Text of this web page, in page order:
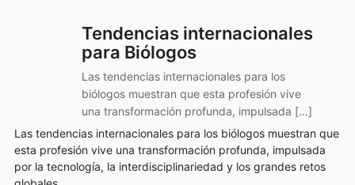
Tendencias internacionales
para Biólogos
Las tendencias internacionales para los
biólogos muestran que esta profesión vive
una transformación profunda, impulsada […]
Las tendencias internacionales para los biólogos muestran que
esta profesión vive una transformación profunda, impulsada
por la tecnología, la interdisciplinariedad y los grandes retos